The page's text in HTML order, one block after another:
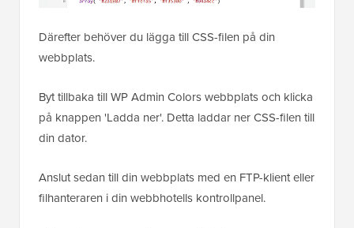
Därefter behöver du lägga till CSS-filen på din
webbplats.
Byt tillbaka till WP Admin Colors webbplats och klicka
på knappen 'Ladda ner'. Detta laddar ner CSS-filen till
din dator.
Anslut sedan till din webbplats med en FTP-klient eller
filhanteraren i din webbhotells kontrollpanel.